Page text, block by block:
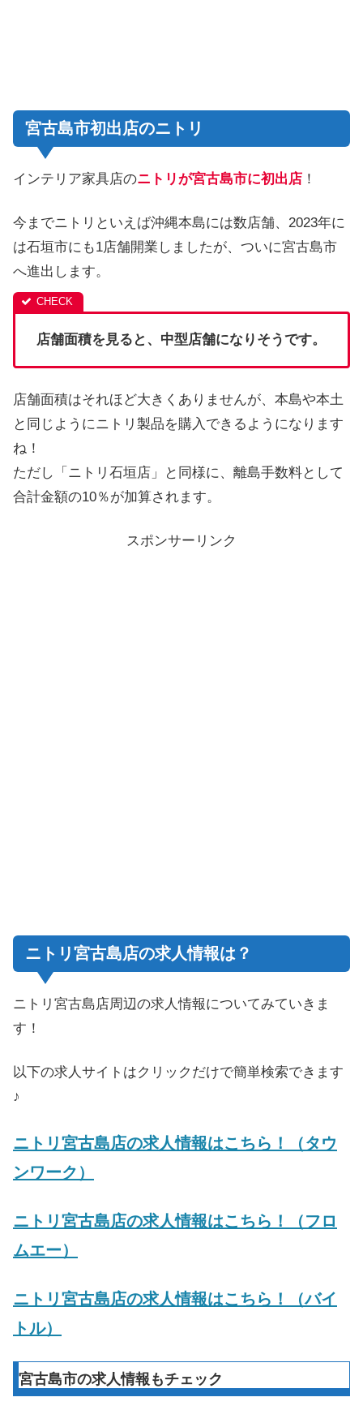
宮古島市初出店のニトリ
インテリア家具店のニトリが宮古島市に初出店 ！
今までニトリといえば沖縄本島には数店舗、2023年に
は石垣市にも1店舗開業しましたが、ついに宮古島市
へ進出します。
店舗面積を見ると、中型店舗になりそうです。
店舗面積はそれほど大きくありませんが、本島や本土
と同じようにニトリ製品を購入できるようになります
ね！
ただし「ニトリ石垣店」と同様に、離島手数料として
合計金額の10％が加算されます。
スポンサーリンク
ニトリ宮古島店の求人情報は？
ニトリ宮古島店周辺の求人情報についてみていきま
す！
以下の求人サイトはクリックだけで簡単検索できます
♪
ニトリ宮古島店の求人情報はこちら！（タウ
ンワーク）
ニトリ宮古島店の求人情報はこちら！（フロ
ムエー）
ニトリ宮古島店の求人情報はこちら！（バイ
トル）
宮古島市の求人情報もチェック